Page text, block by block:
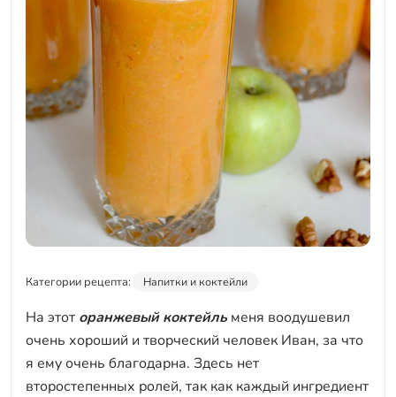
Категории рецепта: Напитки и коктейли
На этот оранжевый коктейль меня воодушевил
очень хороший и творческий человек Иван, за что
я ему очень благодарна. Здесь нет
второстепенных ролей, так как каждый ингредиент